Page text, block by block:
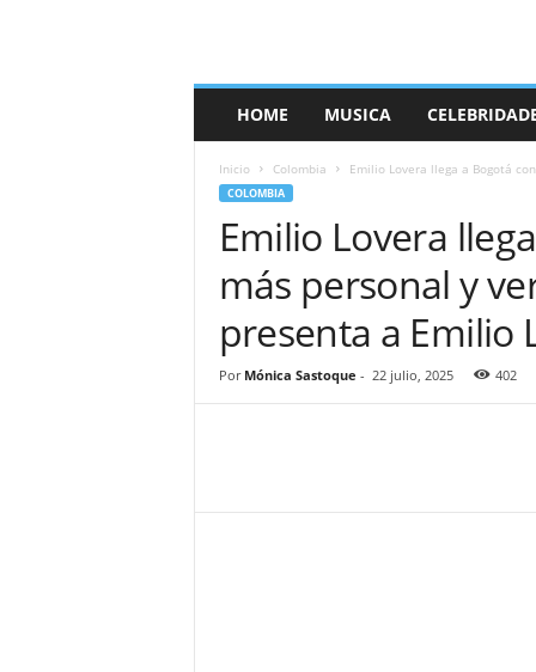
a
HOME MUSICA
Inicio Colombia Emilio Lovera llega a Bogotá
COLOMBIA
Emilio Lovera
más personal y
presenta a Emilio
Por Mónica Sastoque - 22 julio, 2025 402